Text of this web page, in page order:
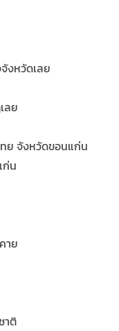
งหวัดเลย
ลย
ทย จังหวัดขอนแก่น
ก่น
าย
าติ